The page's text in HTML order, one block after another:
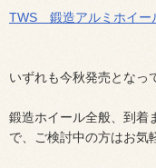
TWS 鍛造アルミホイー
いずれも今秋発売となっ
鍛造ホイール全般、到着
で、ご検討中の方はお気